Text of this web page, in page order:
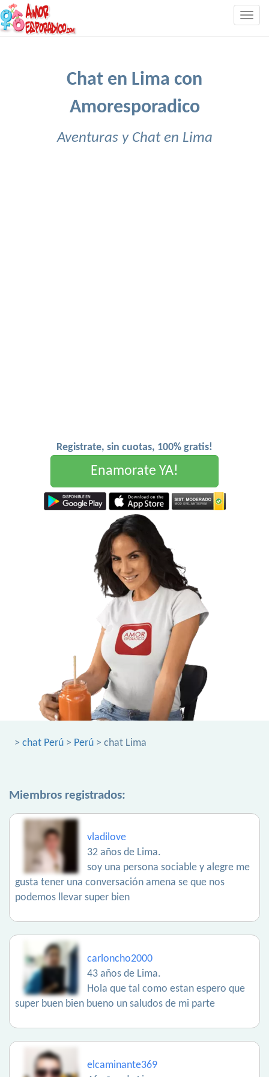
Chat en Lima con
Amoresporadico
Aventuras y Chat en Lima
Registrate, sin cuotas, 100% gratis!
Enamorate YA!
> chat Perú > Perú > chat Lima
Miembros registrados:
vladilove
32 años de Lima.
soy una persona sociable y alegre me
gusta tener una conversación amena se que nos
podemos llevar super bien
carloncho2000
43 años de Lima.
Hola que tal como estan espero que
super buen bien bueno un saludos de mi parte
elcaminante369